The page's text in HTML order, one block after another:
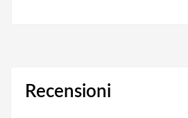
Recensioni